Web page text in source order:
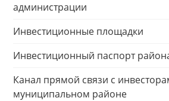
администрации
Инвестиционные площадки
Инвестиционный паспорт
Канал прямой связи с
муниципальном районе